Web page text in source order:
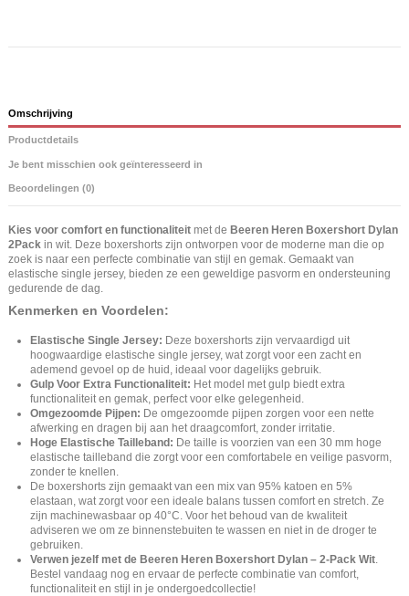
Omschrijving
Productdetails
Je bent misschien ook geïnteresseerd in
Beoordelingen (0)
Kies voor comfort en functionaliteit met de Beeren Heren Boxershort Dylan
2Pack in wit. Deze boxershorts zijn ontworpen voor de moderne man die op
zoek is naar een perfecte combinatie van stijl en gemak. Gemaakt van
elastische single jersey, bieden ze een geweldige pasvorm en ondersteuning
gedurende de dag.
Kenmerken en Voordelen:
Elastische Single Jersey: Deze boxershorts zijn vervaardigd uit
hoogwaardige elastische single jersey, wat zorgt voor een zacht en
ademend gevoel op de huid, ideaal voor dagelijks gebruik.
Gulp Voor Extra Functionaliteit: Het model met gulp biedt extra
functionaliteit en gemak, perfect voor elke gelegenheid.
Omgezoomde Pijpen: De omgezoomde pijpen zorgen voor een nette
afwerking en dragen bij aan het draagcomfort, zonder irritatie.
Hoge Elastische Tailleband: De taille is voorzien van een 30 mm hoge
elastische tailleband die zorgt voor een comfortabele en veilige pasvorm,
zonder te knellen.
De boxershorts zijn gemaakt van een mix van 95% katoen en 5%
elastaan, wat zorgt voor een ideale balans tussen comfort en stretch. Ze
zijn machinewasbaar op 40°C. Voor het behoud van de kwaliteit
adviseren we om ze binnenstebuiten te wassen en niet in de droger te
gebruiken.
Verwen jezelf met de Beeren Heren Boxershort Dylan – 2-Pack Wit
Bestel vandaag nog en ervaar de perfecte combinatie van comfort,
functionaliteit en stijl in je ondergoedcollectie!